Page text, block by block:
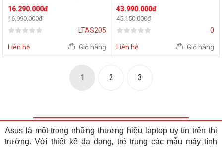
Core i5-13420H | 16GB |
512GB | Intel UHD | 15.6
inch FHD IPS | Win 11 | Bạc)
16.290.000đ
16.990.000đ
LTAS205
Liên hệ Giỏ hàng
(AMD Ryzen AI 7 350 | RTX
5060 8GB GDD7 | 14-inch
2.5K WQXGA | 32GB | 1TB |
Microsoft Office Home
2024 + Microsoft 365 Basic
43.990.000đ
45.150.000đ
0
Liên hệ Giỏ hàng
1 2 3
Asus là một trong những thương hiệu laptop uy tín trên thị
trường. Với thiết kế đa dạng, trẻ trung các mẫu máy tính